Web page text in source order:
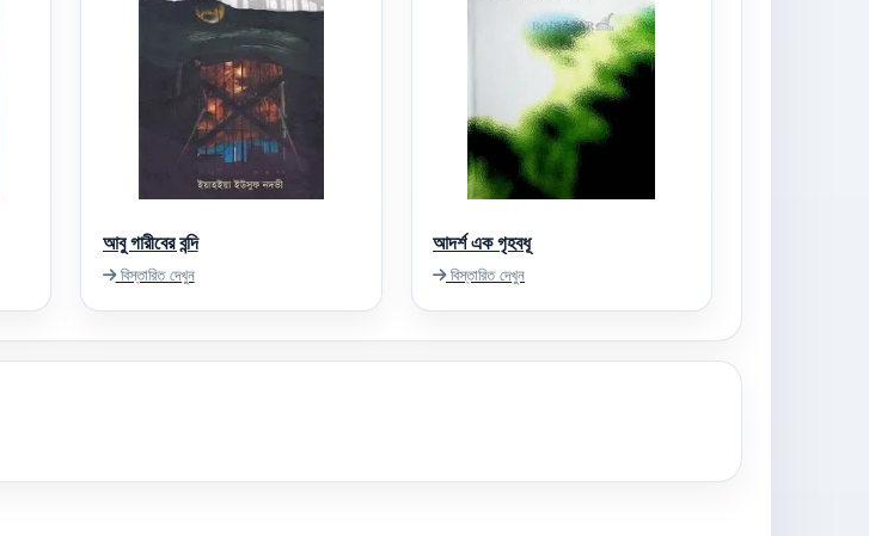
আবু গারীবের বন্দি
বিস্তারিত দেখুন
আদর্শ এক গৃহবধূ
বিস্তারিত দেখুন